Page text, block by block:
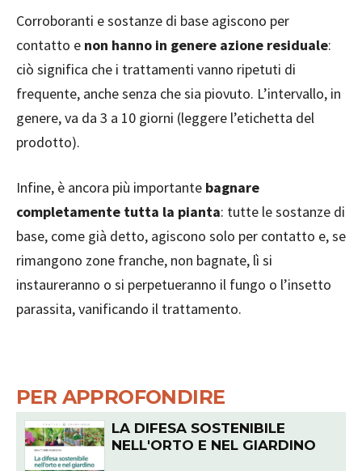
Corroboranti e sostanze di base agiscono per
contatto e non hanno in genere azione residuale:
ciò significa che i trattamenti vanno ripetuti di
frequente, anche senza che sia piovuto. L’intervallo, in
genere, va da 3 a 10 giorni (leggere l’etichetta del
prodotto).
Infine, è ancora più importante bagnare
completamente tutta la pianta: tutte le sostanze di
base, come già detto, agiscono solo per contatto e, se
rimangono zone franche, non bagnate, lì si
instaureranno o si perpetueranno il fungo o l’insetto
parassita, vanificando il trattamento.
PER APPROFONDIRE
LA DIFESA SOSTENIBILE
NELL'ORTO E NEL GIARDINO